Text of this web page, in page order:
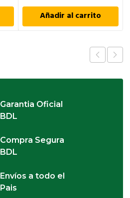
Añadir al carrito
Garantia Oficial
BDL
Compra Segura
BDL
Envíos a todo el
Pais